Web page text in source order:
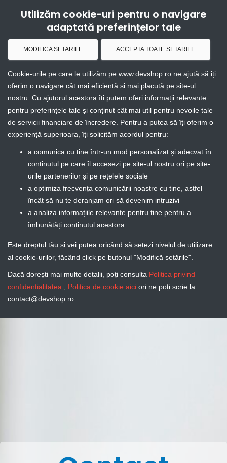
Utilizăm cookie-uri pentru o navigare
adaptată preferințelor tale
MODIFICA SETARILE ACCEPTA TOATE SETARILE
Cookie-urile pe care le utilizăm pe www.devshop.ro ne ajută să iți
oferim o navigare cât mai eficientă și mai placută pe site-ul
nostru. Cu ajutorul acestora îți putem oferi informații relevante
pentru preferințele tale și conținut cât mai util pentru nevoile tale
de servicii financiare de încredere. Pentru a putea să îți oferim o
experiență superioara, îți solicităm acordul pentru:
a comunica cu tine într-un mod personalizat și adecvat în
conținutul pe care îl accesezi pe site-ul nostru ori pe site-
urile partenerilor și pe rețelele sociale
a optimiza frecvența comunicării noastre cu tine, astfel
încât să nu te deranjam ori să devenim intruzivi
a analiza informațiile relevante pentru tine pentru a
îmbunătăți conținutul acestora
Este dreptul tău și vei putea oricând să setezi nivelul de utilizare
al cookie-urilor, făcând click pe butonul "Modifică setările".
Dacă dorești mai multe detalii, poți consulta Politica privind
confidențialitatea
Politica de cookie aici ori ne poți scrie la
contact@devshop.ro